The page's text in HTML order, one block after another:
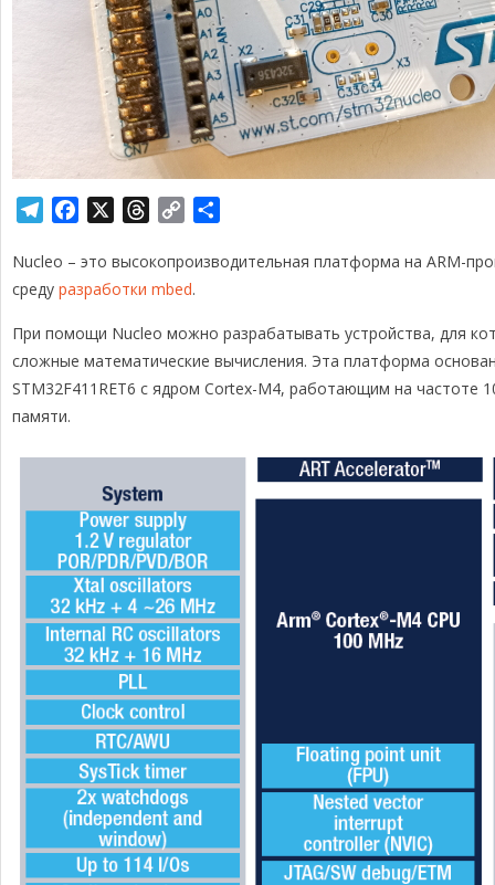
l
e
r
a
m
c
e
o
o
k
r
e
d
s
p
y
i
n
k
п
в
и
т
Nucleo – это высокопроизводительная платформа на ARM-
среду разработки mbed.
При помощи Nucleo можно разрабатывать устройства, для
сложные математические вычисления. Эта платформа
STM32F411RET6 с ядром Cortex-M4, работающим на частоте
памяти.